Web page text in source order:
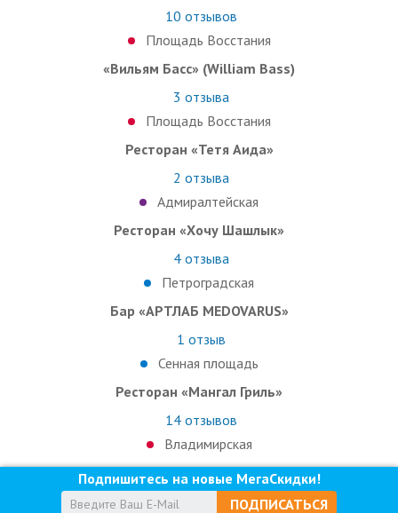
10 отзывов
Площадь Восстания
«Вильям Басс» (William Bass)
3 отзыва
Площадь Восстания
Ресторан «Тетя Аида»
2 отзыва
Адмиралтейская
Ресторан «Хочу Шашлык»
4отзыва
Петроградская
Бар «АРТЛАБ MEDOVARUS»
1 отзыв
Сенная площадь
Ресторан «Мангал Гриль»
14отзывов
Владимирская
Подпишитесь на новые МегаСкидки!
ПОДПИСАТЬСЯ